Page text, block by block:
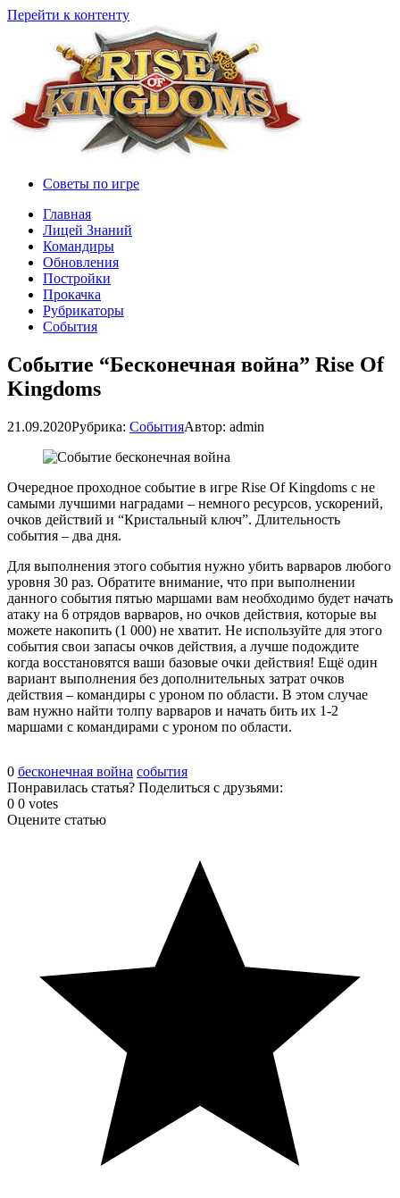
Перейти к контенту
Советы по игре
Главная
Лицей Знаний
Командиры
Обновления
Постройки
Прокачка
Рубрикаторы
События
Событие “Бесконечная война” Rise Of
Kingdoms
21.09.2020Рубрика: СобытияАвтор: admin
Очередное проходное событие в игре Rise Of Kingdoms с не
самыми лучшими наградами – немного ресурсов, ускорений,
очков действий и “Кристальный ключ”. Длительность
события – два дня.
Для выполнения этого события нужно убить варваров любого
уровня 30 раз. Обратите внимание, что при выполнении
данного события пятью маршами вам необходимо будет начать
атаку на 6 отрядов варваров, но очков действия, которые вы
можете накопить (1 000) не хватит. Не используйте для этого
события свои запасы очков действия, а лучше подождите
когда восстановятся ваши базовые очки действия! Ещё один
вариант выполнения без дополнительных затрат очков
действия – командиры с уроном по области. В этом случае
вам нужно найти толпу варваров и начать бить их 1-2
маршами с командирами с уроном по области.
0 бесконечная война события
Понравилась статья? Поделиться с друзьями:
0 0 votes
Оцените статью